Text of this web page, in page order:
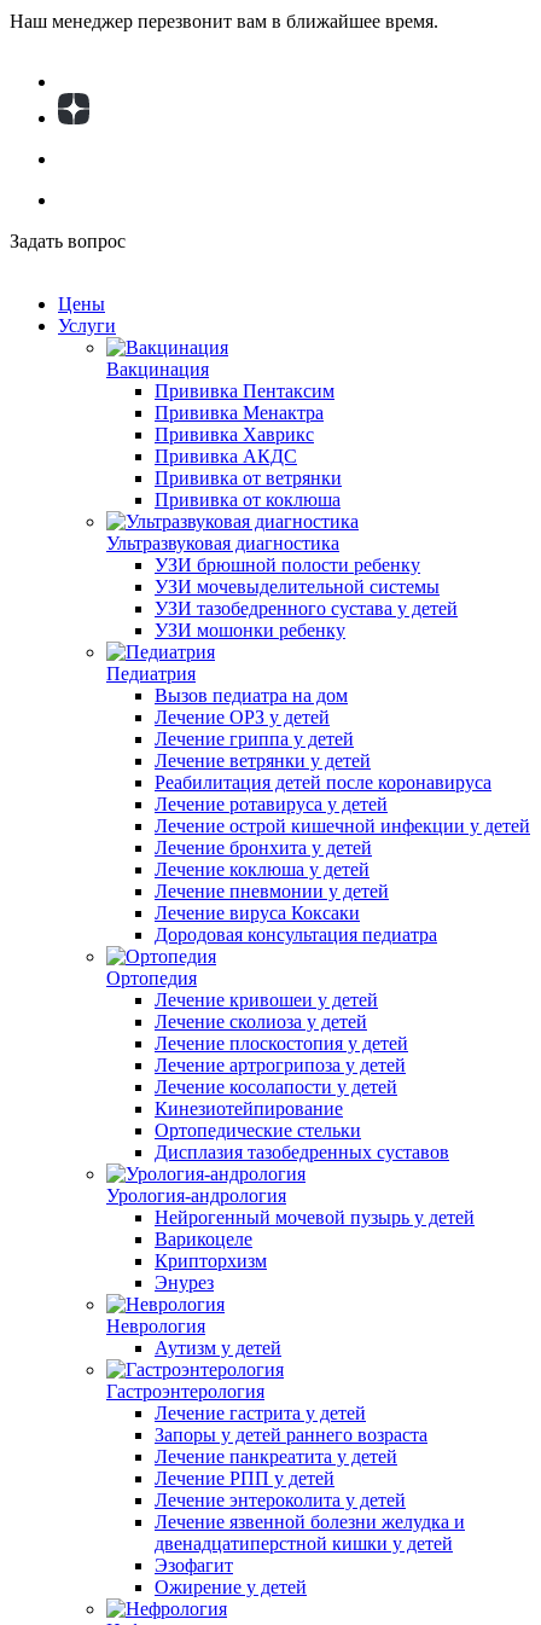
Наш менеджер перезвонит вам в ближайшее время.
Задать вопрос
Цены
Услуги
Вакцинация
Прививка Пентаксим
Прививка Менактра
Прививка Хаврикс
Прививка АКДС
Прививка от ветрянки
Прививка от коклюша
Ультразвуковая диагностика
УЗИ брюшной полости ребенку
УЗИ мочевыделительной системы
УЗИ тазобедренного сустава у детей
УЗИ мошонки ребенку
Педиатрия
Вызов педиатра на дом
Лечение ОРЗ у детей
Лечение гриппа у детей
Лечение ветрянки у детей
Реабилитация детей после коронавируса
Лечение ротавируса у детей
Лечение острой кишечной инфекции у детей
Лечение бронхита у детей
Лечение коклюша у детей
Лечение пневмонии у детей
Лечение вируса Коксаки
Дородовая консультация педиатра
Ортопедия
Лечение кривошеи у детей
Лечение сколиоза у детей
Лечение плоскостопия у детей
Лечение артрогрипоза у детей
Лечение косолапости у детей
Кинезиотейпирование
Ортопедические стельки
Дисплазия тазобедренных суставов
Урология-андрология
Нейрогенный мочевой пузырь у детей
Варикоцеле
Крипторхизм
Энурез
Неврология
Аутизм у детей
Гастроэнтерология
Лечение гастрита у детей
Запоры у детей раннего возраста
Лечение панкреатита у детей
Лечение РПП у детей
Лечение энтероколита у детей
Лечение язвенной болезни желудка и
двенадцатиперстной кишки у детей
Эзофагит
Ожирение у детей